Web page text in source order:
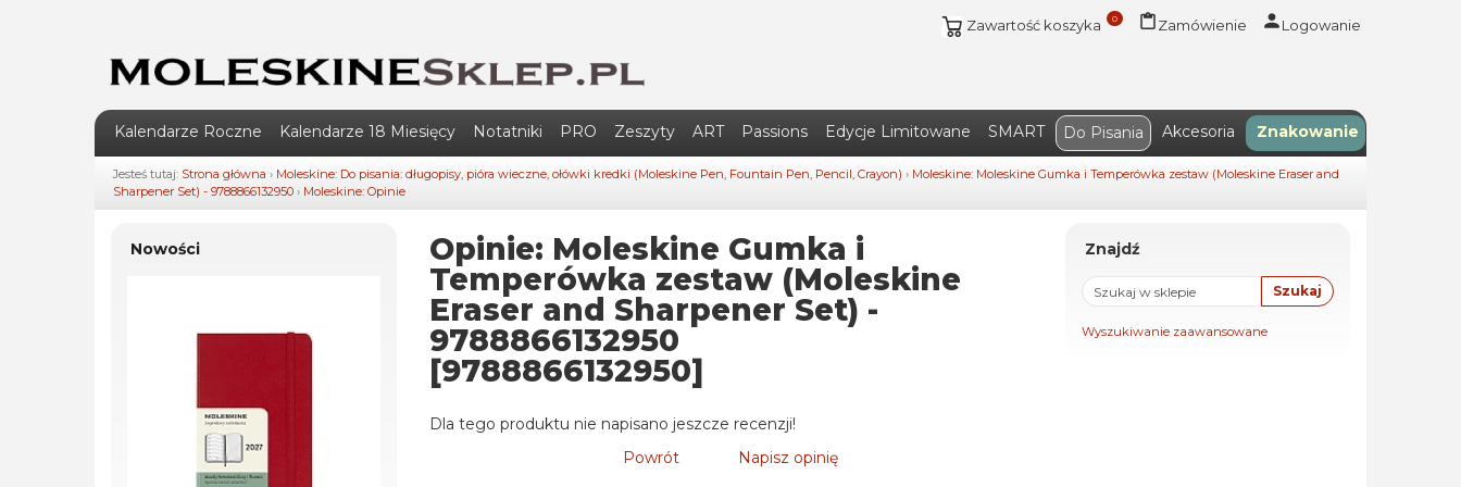
Zawartość koszyka 0 Zamówienie Logowanie
Kalendarze Roczne Kalendarze 18 Miesięcy Notatniki PRO Zeszyty ART Passions Edycje Limitowane SMART Do Pisania Akcesoria Znakowanie
Jesteś tutaj: Strona główna › Moleskine: Do pisania: długopisy, pióra wieczne, ołówki kredki (Moleskine Pen, Fountain Pen, Pencil, Crayon) › Moleskine: Moleskine Gumka i Temperówka zestaw (Moleskine Eraser and
Sharpener Set) - 9788866132950 › Moleskine: Opinie
Nowości
Opinie: Moleskine Gumka i
Temperówka zestaw (Moleskine
Eraser and Sharpener Set) -
9788866132950
[9788866132950]
Dla tego produktu nie napisano jeszcze recenzji!
Powrót
Napisz opinię
Znajdź
Wyszukiwanie zaawansowane